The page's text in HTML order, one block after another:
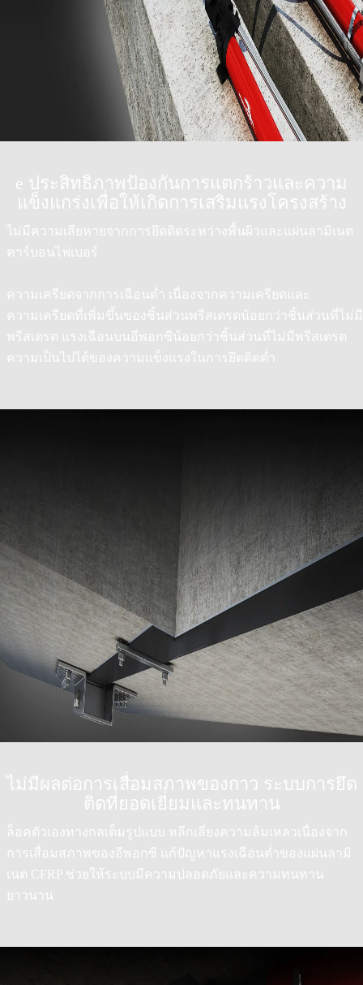
e ประสิทธิภาพป้องกันการแตกร้าวและความ
แข็งแกร่งเพื่อให้เกิดการเสริมแรงโครงสร้าง
ไม่มีความเสียหายจากการยึดติดระหว่างพื้นผิวและแผ่นลามิเนต
คาร์บอนไฟเบอร์
ความเครียดจากการเฉือนต่ำ เนื่องจากความเครียดและ
ความเครียดที่เพิ่มขึ้นของชิ้นส่วนพรีสเตรตน้อยกว่าชิ้นส่วนที่ไม่มี
พรีสเตรต แรงเฉือนบนอีพอกซีน้อยกว่าชิ้นส่วนที่ไม่มีพรีสเตรต
ความเป็นไปได้ของความแข็งแรงในการยึดติดต่ำ
ไม่มีผลต่อการเสื่อมสภาพของกาว ระบบการยึด
ติดที่ยอดเยี่ยมและทนทาน
ล็อคตัวเองทางกลเต็มรูปแบบ หลีกเลี่ยงความล้มเหลวเนื่องจาก
การเสื่อมสภาพของอีพอกซี แก้ปัญหาแรงเฉือนต่ำของแผ่นลามิ
เนต CFRP ช่วยให้ระบบมีความปลอดภัยและความทนทาน
ยาวนาน